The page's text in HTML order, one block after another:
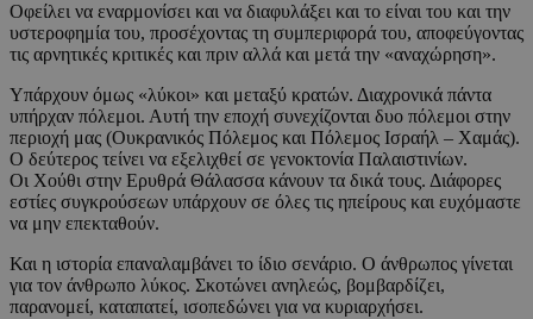
Οφείλει να εναρμονίσει και να διαφυλάξει και το είναι του και την
υστεροφημία του, προσέχοντας τη συμπεριφορά του, αποφεύγοντας
τις αρνητικές κριτικές και πριν αλλά και μετά την «αναχώρηση».
Υπάρχουν όμως «λύκοι» και μεταξύ κρατών. Διαχρονικά πάντα
υπήρχαν πόλεμοι. Αυτή την εποχή συνεχίζονται δυο πόλεμοι στην
περιοχή μας (Ουκρανικός Πόλεμος και Πόλεμος Ισραήλ – Χαμάς).
Ο δεύτερος τείνει να εξελιχθεί σε γενοκτονία Παλαιστινίων.
Οι Χούθι στην Ερυθρά Θάλασσα κάνουν τα δικά τους. Διάφορες
εστίες συγκρούσεων υπάρχουν σε όλες τις ηπείρους και ευχόμαστε
να μην επεκταθούν.
Και η ιστορία επαναλαμβάνει το ίδιο σενάριο. Ο άνθρωπος γίνεται
για τον άνθρωπο λύκος. Σκοτώνει ανηλεώς, βομβαρδίζει,
παρανομεί, καταπατεί, ισοπεδώνει για να κυριαρχήσει.